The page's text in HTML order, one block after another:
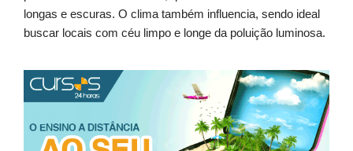
longas e escuras. O clima também influencia, sendo ideal
buscar locais com céu limpo e longe da poluição luminosa.